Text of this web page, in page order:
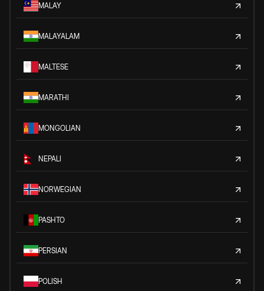
MALAY
MALAYALAM
MALTESE
MARATHI
MONGOLIAN
NEPALI
NORWEGIAN
PASHTO
PERSIAN
POLISH